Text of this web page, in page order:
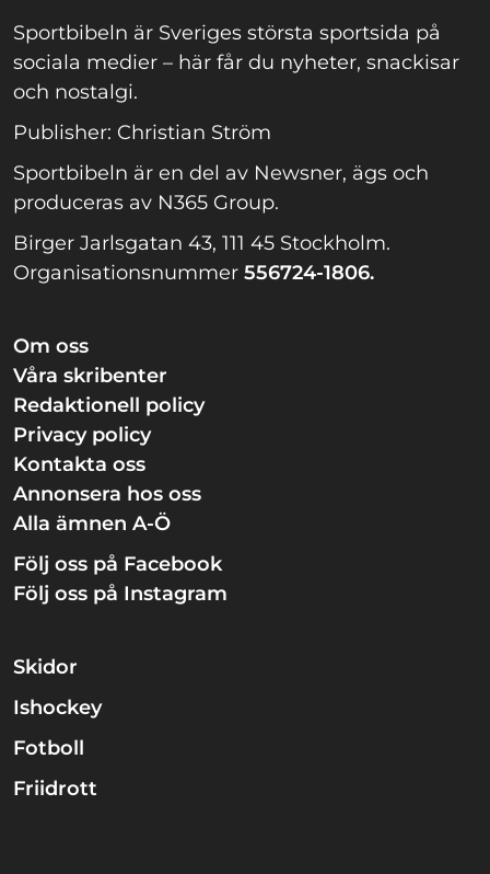
Sportbibeln är Sveriges största sportsida på
sociala medier – här får du nyheter, snackisar
och nostalgi.
Publisher: Christian Ström
Sportbibeln är en del av Newsner, ägs och
produceras av N365 Group.
Birger Jarlsgatan 43, 111 45 Stockholm.
Organisationsnummer 556724-1806.
Om oss
Våra skribenter
Redaktionell policy
Privacy policy
Kontakta oss
Annonsera hos oss
Alla ämnen A-Ö
Följ oss på Facebook
Följ oss på Instagram
Skidor
Ishockey
Fotboll
Friidrott